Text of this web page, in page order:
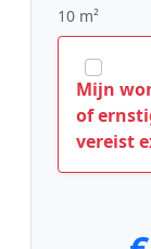
10 m²
Mijn
of
vereist